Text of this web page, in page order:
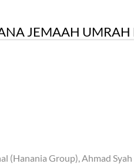
JEMAAH
(Hanania Group), Ahmad